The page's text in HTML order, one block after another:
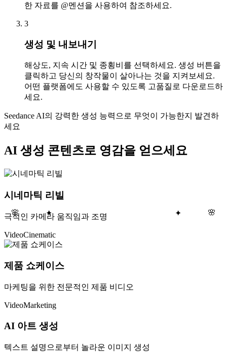
🌸 ✦ 🌸
✦
한 자료를 @멘션을 사용하여 참조하세요.
3
생성 및 내보내기
해상도, 지속 시간 및 종횡비를 선택하세요. 생성 버튼을
클릭하고 당신의 창작물이 살아나는 것을 지켜보세요.
어떤 플랫폼에도 사용할 수 있도록 고품질로 다운로드하
세요.
Seedance AI의 강력한 생성 능력으로 무엇이 가능한지 발견하
세요
AI 생성 콘텐츠로 영감을 얻으세요
시네마틱 리빌
극적인 카메라 움직임과 조명
VideoCinematic
제품 쇼케이스
마케팅을 위한 전문적인 제품 비디오
VideoMarketing
AI 아트 생성
텍스트 설명으로부터 놀라운 이미지 생성